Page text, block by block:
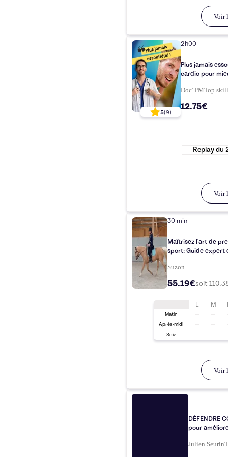
Voir
5(9)
2h00
Plus jamais
cardio pour
Doc' PMTop
12.75€
Replay du
Voir
30 min
Maîtrisez l'art de
sport: Guide expert
Suzon
55.19€soit
L M
Matin
Après-midi
Soir
Voir
DÉFENDRE
pour
Julien Seurin